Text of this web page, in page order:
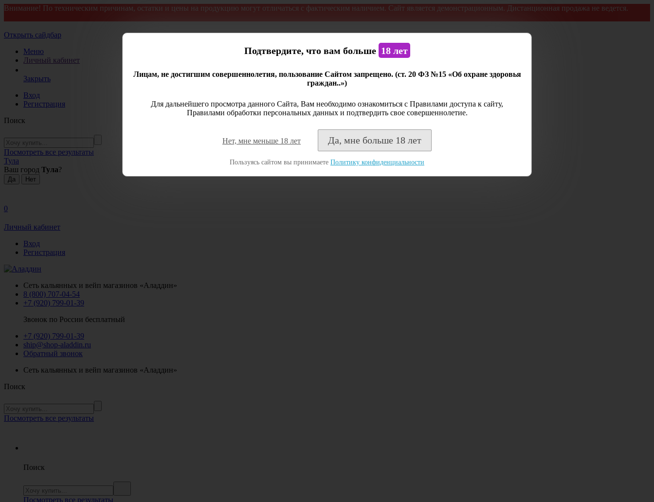
Внимание! По техническим причинам, остатки и цены на продукцию могут отличаться с фактическим наличием. Сайт является демонстрационным. Дистанционная продажа не ведется.
Открыть сайдбар
Меню
Личный кабинет
Закрыть
Вход
Регистрация
Поиск
Посмотреть все результаты
Тула
Ваш город Тула?
0
Личный кабинет
Вход
Регистрация
Сеть кальянных и вейп магазинов «Аладдин»
8 (800) 707-04-54
+7 (920) 799-01-39
Звонок по России бесплатный
+7 (920) 799-01-39
ship@shop-aladdin.ru
Обратный звонок
Сеть кальянных и вейп магазинов «Аладдин»
Поиск
Посмотреть все результаты
Поиск
Посмотреть все результаты
Подтвердите, что вам больше 18 лет
Лицам, не достигшим совершеннолетия, пользование Сайтом запрещено. (ст. 20 ФЗ №15 «Об охране здоровья
граждан..»)
Для дальнейшего просмотра данного Сайта, Вам необходимо ознакомиться с Правилами доступа к сайту,
Правилами обработки персональных данных и подтвердить свое совершеннолетие.
Нет, мне меньше 18 лет Да, мне больше 18 лет
Пользуясь сайтом вы принимаете Политику конфиденциальности